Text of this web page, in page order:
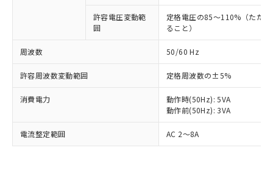
許容電圧変動範
囲
定格電圧の85～110%（ただ
ること）
周波数 50/60 Hz
許容周波数変動範囲 定格周波数の±5%
消費電力
動作時(50Hz): 5VA
動作前(50Hz): 3VA
電流整定範囲 AC 2～8A